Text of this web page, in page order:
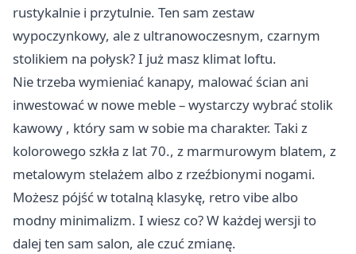
rustykalnie i przytulnie. Ten sam zestaw
wypoczynkowy, ale z ultranowoczesnym, czarnym
stolikiem na połysk? I już masz klimat loftu.
Nie trzeba wymieniać kanapy, malować ścian ani
inwestować w nowe meble – wystarczy wybrać stolik
kawowy , który sam w sobie ma charakter. Taki z
kolorowego szkła z lat 70., z marmurowym blatem, z
metalowym stelażem albo z rzeźbionymi nogami.
Możesz pójść w totalną klasykę, retro vibe albo
modny minimalizm. I wiesz co? W każdej wersji to
dalej ten sam salon, ale czuć zmianę.